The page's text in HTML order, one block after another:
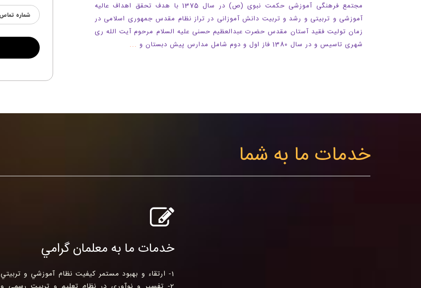
مجتمع فرهنگی آموزشی حکمت نبوی (ص) در سال 1375 با هدف تحقق اهداف عالیه
آموزشی و تربیتی و رشد و تربیت دانش آموزانی در تراز نظام مقدس جمهوری اسلامی در
زمان تولیت فقید آستان مقدس حضرت عبدالعظیم حسنی علیه السلام مرحوم آیت الله ری
شهری تاسیس و در سال 1380 فاز اول و دوم شامل مدارس پیش دبستان و
...
خدمات ما به شما
خدمات ما به معلمان گرامي
1- ارتقاء و بهبود مستمر كيفيت نظام آموزشي و تربيتي